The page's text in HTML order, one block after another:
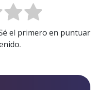
el primero en puntuar